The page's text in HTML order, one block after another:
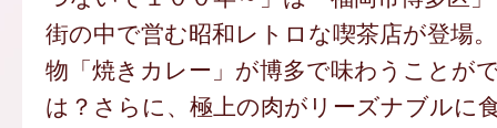
街の中で営む昭和レトロな喫茶店が登場
物「焼きカレー」が博多で味わうことが
は？さらに、極上の肉がリーズナブルに